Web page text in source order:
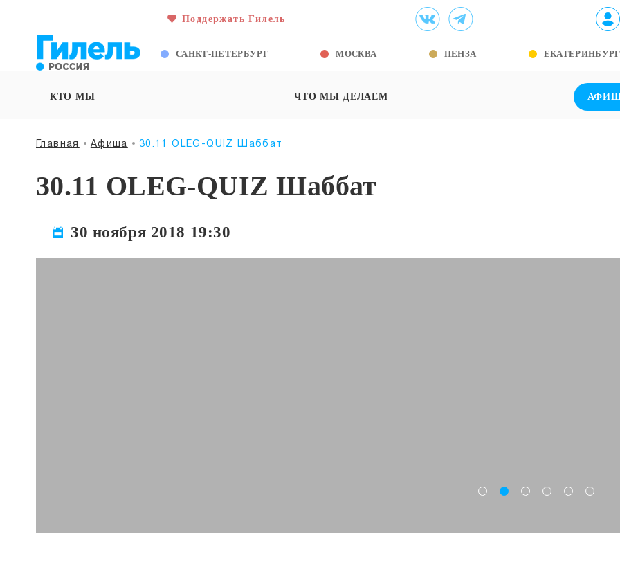
Поддержать Гилель
САНКТ-ПЕТЕРБУРГ МОСКВА ПЕНЗА ЕКАТЕРИНБУРГ
КТО МЫ ЧТО МЫ ДЕЛАЕМ
Главная Афиша 30.11 OLEG-QUIZ Шаббат
30.11 OLEG-QUIZ Шаббат
30 ноября 2018 19:30